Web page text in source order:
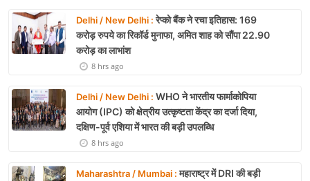
Delhi / New Delhi :रेप्को बैंक ने रचा इतिहास: 169
करोड़ रुपये का रिकॉर्ड मुनाफा, अमित शाह को सौंपा 22.90
करोड़ का लाभांश
8 hrs ago
Delhi / New Delhi : WHO ने भारतीय फार्माकोपिया
आयोग (IPC) को क्षेत्रीय उत्कृष्टता केंद्र का दर्जा दिया,
दक्षिण-पूर्व एशिया में भारत की बड़ी उपलब्धि
8 hrs ago
Maharashtra / Mumbai :महाराष्ट्र में DRI की बड़ी